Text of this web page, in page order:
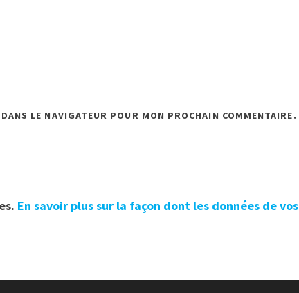
LE NAVIGATEUR POUR MON PROCHAIN COMMENTAIRE.
En savoir plus sur la façon dont les données de vos